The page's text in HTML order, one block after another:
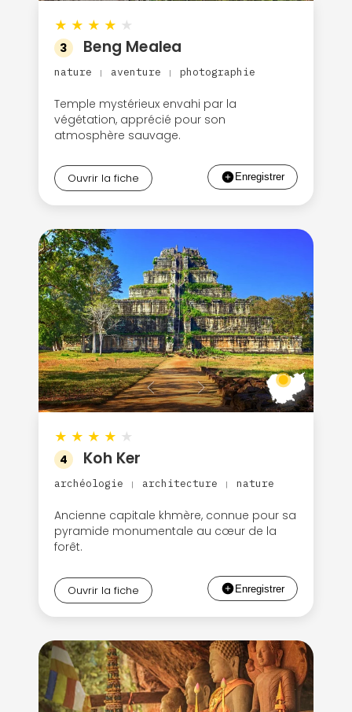
★ ★ ★ ★ ★
3 Beng Mealea
nature | aventure | photographie
Temple mystérieux envahi par la
végétation, apprécié pour son
atmosphère sauvage.
Ouvrir la fiche
★ ★ ★ ★ ★
4 Koh Ker
archéologie | architecture | nature
Ancienne capitale khmère, connue pour sa
pyramide monumentale au cœur de la
forêt.
Ouvrir la fiche